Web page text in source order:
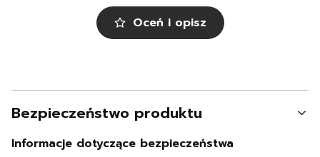
Oceń i opisz
Bezpieczeństwo produktu
Informacje dotyczące bezpieczeństwa